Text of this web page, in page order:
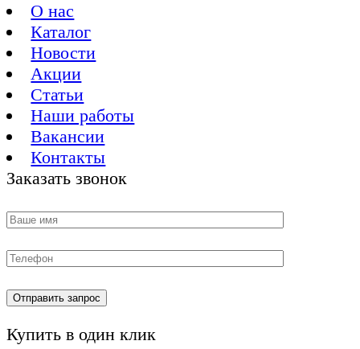
О нас
Каталог
Новости
Акции
Статьи
Наши работы
Вакансии
Контакты
Заказать звонок
Купить в один клик